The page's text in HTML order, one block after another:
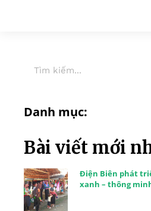
Danh mục:
Bài viết mới
Điện Biên phát
xanh – thông